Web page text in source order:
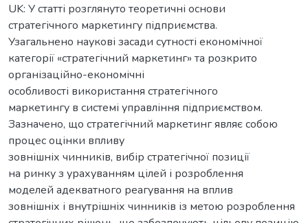
UK: У статті розглянуто теоретичні основи
стратегічного маркетингу підприємства.
Узагальнено наукові засади сутності економічної
категорії «стратегічний маркетинг» та розкрито
організаційно-економічні
особливості використання стратегічного
маркетингу в системі управління підприємством.
Зазначено, що стратегічний маркетинг являє собою
процес оцінки впливу
зовнішніх чинників, вибір стратегічної позиції
на ринку з урахуванням цілей і розроблення
моделей адекватного реагування на вплив
зовнішніх і внутрішніх чинників із метою розроблення